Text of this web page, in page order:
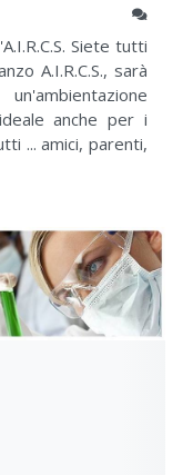
Siete tutti
A.I.R.C.S., sarà
anche per i
... amici, parenti,